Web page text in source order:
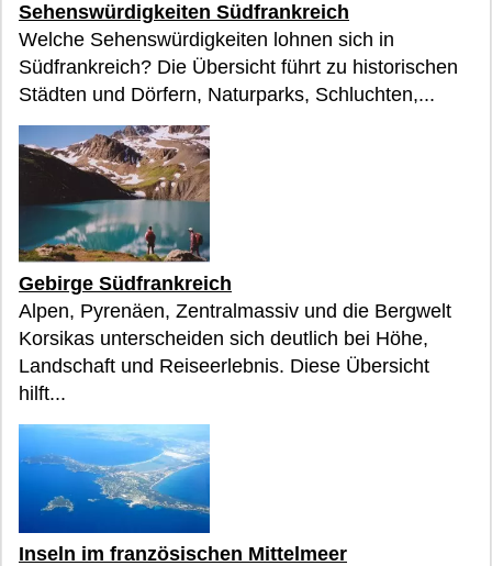
Sehenswürdigkeiten Südfrankreich
Welche Sehenswürdigkeiten lohnen sich in
Südfrankreich? Die Übersicht führt zu historischen
Städten und Dörfern, Naturparks, Schluchten,...
Gebirge Südfrankreich
Alpen, Pyrenäen, Zentralmassiv und die Bergwelt
Korsikas unterscheiden sich deutlich bei Höhe,
Landschaft und Reiseerlebnis. Diese Übersicht
hilft...
Inseln im französischen Mittelmeer